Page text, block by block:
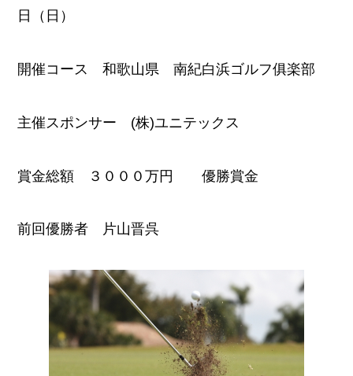
日（日）
開催コース 和歌山県 南紀白浜ゴルフ俱楽部
主催スポンサー (株)ユニテックス
賞金総額 ３０００万円 優勝賞金
前回優勝者 片山晋呉